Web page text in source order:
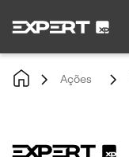
Ações